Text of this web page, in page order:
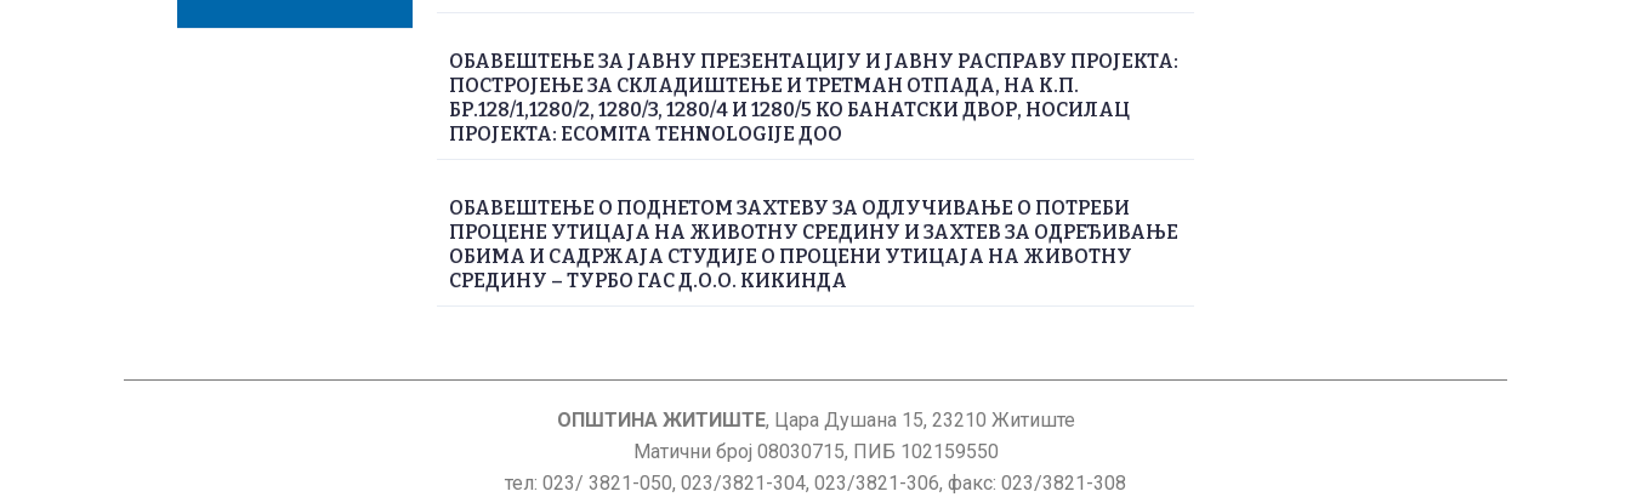
ОБАВЕШТЕЊE ЗА ЈАВНУ ПРЕЗЕНТАЦИЈУ И ЈАВНУ РАСПРАВУ ПРОЈЕКТА:
ПОСТРОЈЕЊЕ ЗА СКЛАДИШТЕЊЕ И ТРЕТМАН ОТПАДА, НА К.П.
БР.128/1,1280/2, 1280/3, 1280/4 И 1280/5 КО БАНАТСКИ ДВОР, НОСИЛАЦ
ПРОЈЕКТА: ECOMITA TEHNOLOGIJE ДОО
ОБАВЕШТЕЊЕ О ПОДНЕТОМ ЗАХТЕВУ ЗА ОДЛУЧИВАЊЕ О ПОТРЕБИ
ПРОЦЕНЕ УТИЦАЈА НА ЖИВОТНУ СРЕДИНУ И ЗАХТЕВ ЗА ОДРЕЂИВАЊЕ
ОБИМА И САДРЖАЈА СТУДИЈЕ О ПРОЦЕНИ УТИЦАЈА НА ЖИВОТНУ
СРЕДИНУ – ТУРБО ГАС Д.О.О. КИКИНДА
ОПШТИНА ЖИТИШТЕ, Цара Душана 15, 23210 Житиште
Матични број 08030715, ПИБ 102159550
тел: 023/ 3821-050, 023/3821-304, 023/3821-306, факс: 023/3821-308